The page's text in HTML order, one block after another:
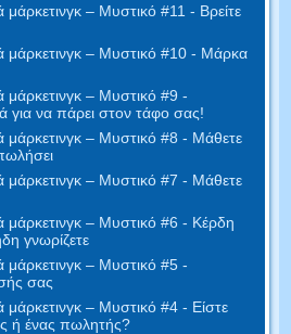
μάρκετινγκ – Μυστικό #11 - Βρείτε
μάρκετινγκ – Μυστικό #10 - Μάρκα
μάρκετινγκ – Μυστικό #9 -
για να πάρει στον τάφο σας!
μάρκετινγκ – Μυστικό #8 - Μάθετε
μάρκετινγκ – Μυστικό #7 - Μάθετε
μάρκετινγκ – Μυστικό #6 - Κέρδη
γνωρίζετε
μάρκετινγκ – Μυστικό #5 -
σας
μάρκετινγκ – Μυστικό #4 - Είστε
ή ένας πωλητής?